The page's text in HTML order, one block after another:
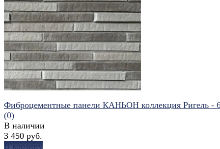
избранное сравнить
Фиброцементные панели КАНЬОН коллекция Ригель -
(0)
В наличии
3 450 руб.
В корзину